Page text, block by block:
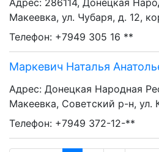
Адрес: 286114, Донецкая
Макеевка, ул. Чубаря, д. 12,
Телефон: +7949 305 16 **
Маркевич Наталья
Адрес: Донецкая Народная
Макеевка, Советский р-н, ул.
Телефон: +7949 372-12-**